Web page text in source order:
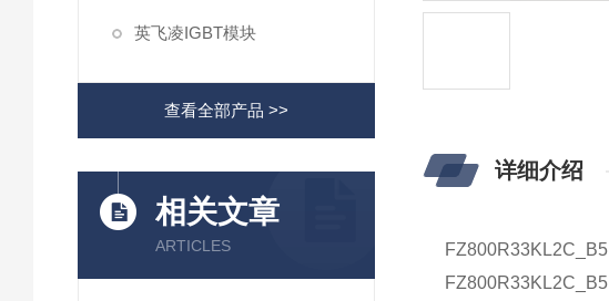
英飞凌IGBT模块
查看全部产品 >>
相关文章
ARTICLES
详细介绍
FZ800R33KL2C_B5
FZ800R33KL2C_B5